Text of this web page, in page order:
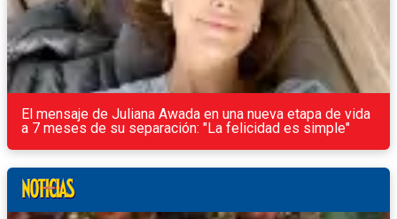
El mensaje de Juliana Awada en una nueva etapa de vida
a 7 meses de su separación: "La felicidad es simple"